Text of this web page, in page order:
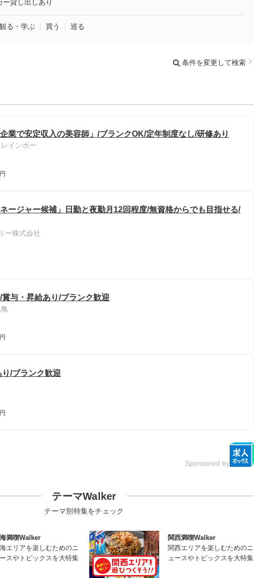
ー貸し出しあり
観る・学ぶ 買う 巡る
条件を変更して検索
業で安定収入の美容師」/ブランクOK/定年制度なし/研修あり
インボー
ネージャー候補」日勤と夜勤月12回程度/無資格からでも目指せる/
ー株式会社
与・昇給あり/ブランク歓迎
/ブランク歓迎
Sponsored by
テーマWalker
テーマ別特集をチェック
満喫Walker
エリアを楽しむためのニ
スやトピックスを大特集
関西満喫Walker
関西エリアを楽しむためのニ
ュースやトピックスを大特集